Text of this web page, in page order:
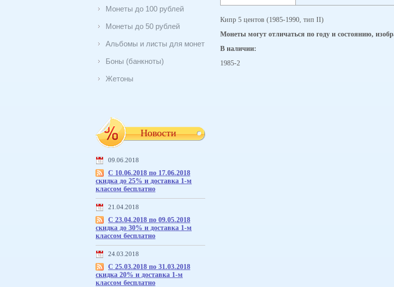
Монеты до 100 рублей
Монеты до 50 рублей
Альбомы и листы для монет
Боны (банкноты)
Жетоны
Новости
09.06.2018
С 10.06.2018 по 17.06.2018
скидка до 25% и доставка 1-м
классом бесплатно
21.04.2018
С 23.04.2018 по 09.05.2018
скидка до 30% и доставка 1-м
классом бесплатно
24.03.2018
С 25.03.2018 по 31.03.2018
скидка 20% и доставка 1-м
классом бесплатно
Кипр 5 центов (1985-1990, тип II)
Монеты могут отличаться по году и состоянию,
В наличии:
1985-2